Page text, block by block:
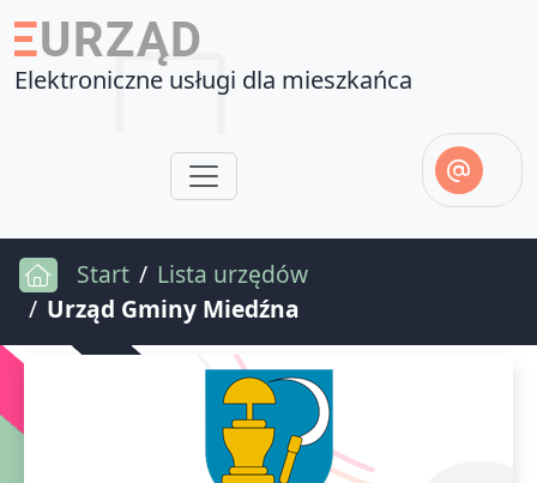
Elektroniczne usługi dla mieszkańca
Start
Lista urzędów
Urząd Gminy Miedźna